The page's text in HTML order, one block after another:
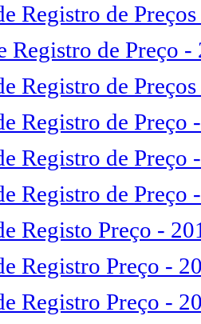
Registro de
Registro de Preço -
Registro de
Registro de Preço
Registro de Preço
Registro de Preço
Registo Preço -
Registro Preço -
Registro Preço -